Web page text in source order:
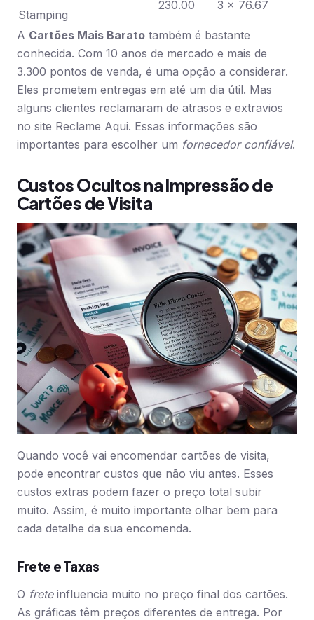
Stamping
230.00 3 x 76.67
A Cartões Mais Barato também é bastante
conhecida. Com 10 anos de mercado e mais de
3.300 pontos de venda, é uma opção a considerar.
Eles prometem entregas em até um dia útil. Mas
alguns clientes reclamaram de atrasos e extravios
no site Reclame Aqui. Essas informações são
importantes para escolher um fornecedor confiável.
Custos Ocultos na Impressão de
Cartões de Visita
Quando você vai encomendar cartões de visita,
pode encontrar custos que não viu antes. Esses
custos extras podem fazer o preço total subir
muito. Assim, é muito importante olhar bem para
cada detalhe da sua encomenda.
Frete e Taxas
O freteinfluencia muito no preço final dos cartões.
As gráficas têm preços diferentes de entrega. Por